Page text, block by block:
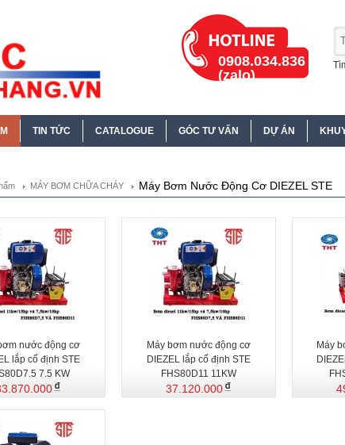
0908.034.836
(zalo)
TIN TỨC CATALOGUE GÓC TƯ VẤN DỰ ÁN
MÁY BƠM CHỮA CHÁY Máy Bơm Nước Động Cơ DIEZEL STE
nước động cơ
lắp cố định STE
7.5 KW
Máy bơm nước động cơ
DIEZEL lắp cố định STE
FHS80D11 11KW
37.120.000
Máy